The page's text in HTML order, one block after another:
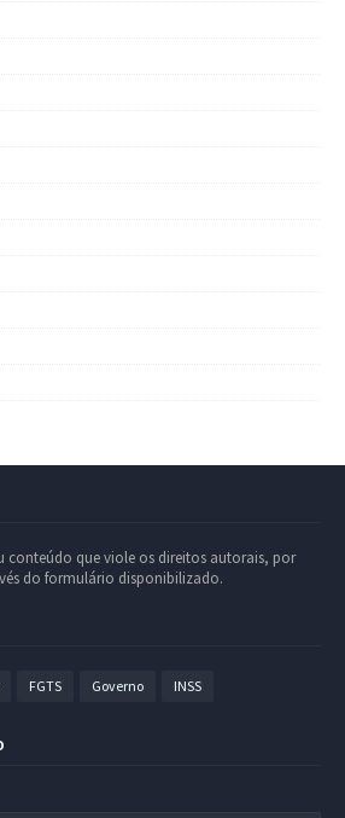
conteúdo que viole os direitos autorais, por
do formulário disponibilizado.
FGTS Governo INSS